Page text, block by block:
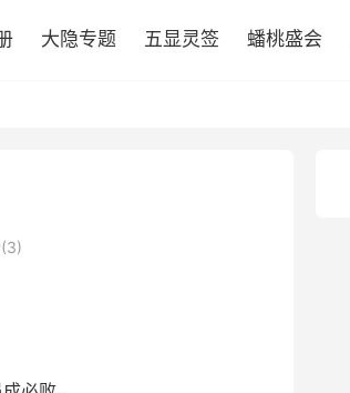
大隐专题 五显灵签 蟠桃盛会
3)